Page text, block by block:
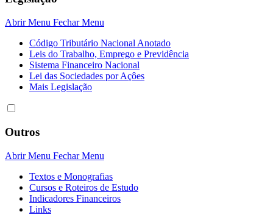
Abrir Menu Fechar Menu
Código Tributário Nacional Anotado
Leis do Trabalho, Emprego e Previdência
Sistema Financeiro Nacional
Lei das Sociedades por Açôes
Mais Legislação
Outros
Abrir Menu Fechar Menu
Textos e Monografias
Cursos e Roteiros de Estudo
Indicadores Financeiros
Links